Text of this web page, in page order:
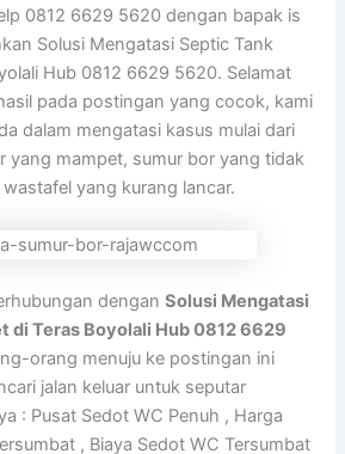
0812 6629 5620 dengan bapak is
Solusi Mengatasi Septic Tank
Hub 0812 6629 5620. Selamat
pada postingan yang cocok, kami
dalam mengatasi kasus mulai dari
yang mampet, sumur bor yang tidak
yang kurang lancar.
denganSolusi Mengatasi
di Teras Boyolali Hub 0812 6629
orang menuju ke postingan ini
jalan keluar untuk seputar
: Pusat Sedot WC Penuh , Harga
, Biaya Sedot WC Tersumbat